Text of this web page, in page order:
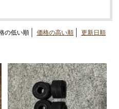
ヤー類
MA61
MA63
GA61
の低い順 価格の高い順 更新日順